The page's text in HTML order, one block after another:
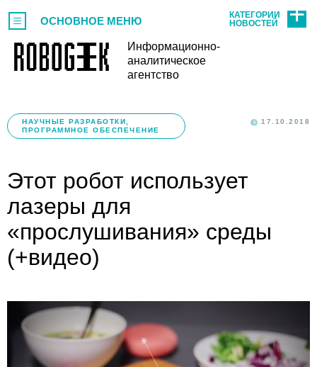
Информационно-
аналитическое
агентство
ОСНОВНОЕ МЕНЮ
КАТЕГОРИИ
НОВОСТЕЙ
НАУЧНЫЕ РАЗРАБОТКИ,
ПРОГРАММНОЕ ОБЕСПЕЧЕНИЕ
17.10.2018
Этот робот использует
лазеры для
«прослушивания» среды
(+видео)